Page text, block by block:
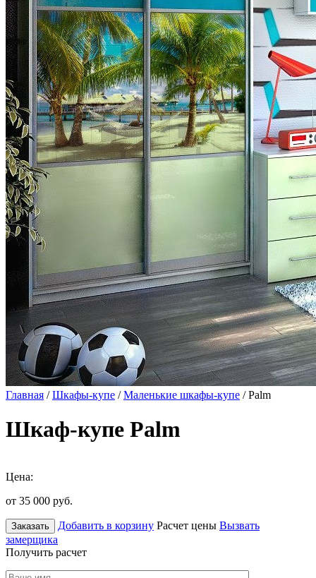
Главная /Шкафы-купе /Маленькие шкафы-купе / Palm
Шкаф-купе Palm
Цена:
от 35 000 руб.
Заказать Добавить в корзину Расчет цены Вызвать
замерщика
Получить расчет